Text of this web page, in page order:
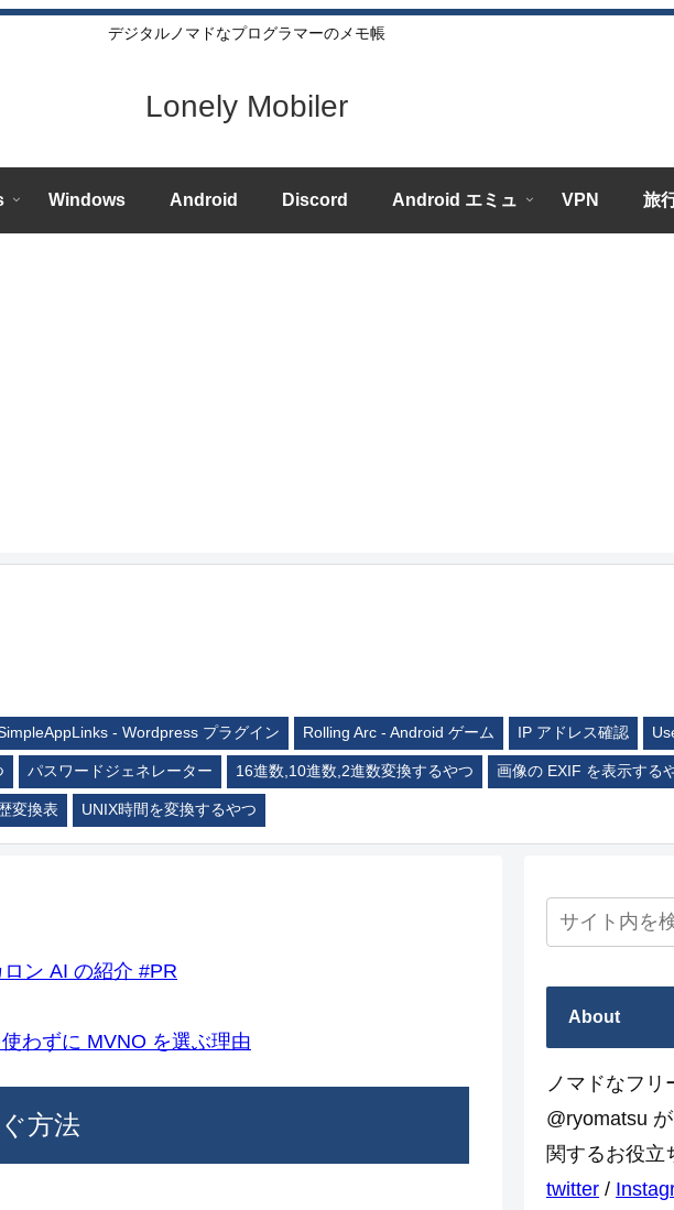
デジタルノマドなプログラマーのメモ帳
Lonely Mobiler
Windows Android Discord Android エミュ VPN 旅
- Wordpress プラグイン Rolling Arc - Android ゲーム IP アドレス確認
パスワードジェネレーター 16進数,10進数,2進数変換するやつ 画像の EXIF を表示する
変換表 UNIX時間を変換するやつ
ン AI の紹介 #PR
わずに MVNO を選ぶ理由
方法
About
ノマドなフ
@ryomatsu
関するお役立
twitter /